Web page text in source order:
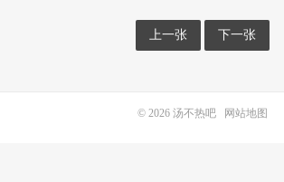
上一张 下一张
© 2026 汤不热吧 网站地图